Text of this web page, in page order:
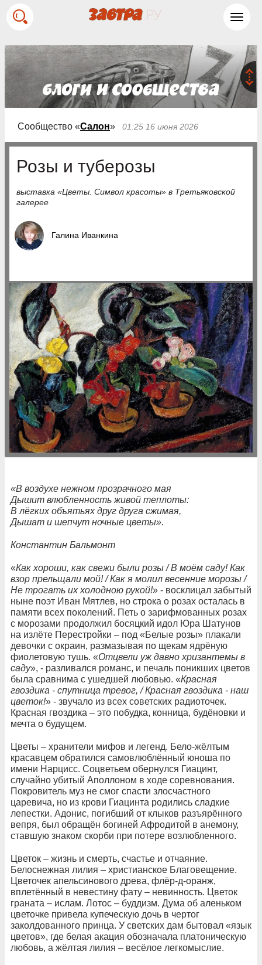
Сообщество «Салон» 01:25 16 июня 2026
Розы и туберозы
выставка «Цветы. Символ красоты» в Третьяковской
галерее
Галина Иванкина
«В воздухе нежном прозрачного мая
Дышит влюбленность живой теплоты:
В лёгких объятьях друг друга сжимая,
Дышат и шепчут ночные цветы».
Константин Бальмонт
«Как хороши, как свежи были розы / В моём саду! Как
взор прельщали мой! / Как я молил весенние морозы /
Не трогать их холодною рукой!» - восклицал забытый
ныне поэт Иван Мятлев, но строка о розах осталась в
памяти всех поколений. Петь о зарифмованных розах
с морозами продолжил босяцкий идол Юра Шатунов
на излёте Перестройки – под «Белые розы» плакали
девочки с окраин, размазывая по щекам ядрёную
фиолетовую тушь. «Отцвели уж давно хризантемы в
саду», - разливался романс, и печаль поникших цветов
была сравнима с ушедшей любовью. «Красная
гвоздика - спутница тревог, / Красная гвоздика - наш
цветок!» - звучало из всех советских радиоточек.
Красная гвоздика – это побудка, конница, будёновки и
мечта о будущем.
Цветы – хранители мифов и легенд. Бело-жёлтым
красавцем обратился самовлюблённый юноша по
имени Нарцисс. Соцветьем обернулся Гиацинт,
случайно убитый Аполлоном в ходе соревнования.
Покровитель муз не смог спасти злосчастного
царевича, но из крови Гиацинта родились сладкие
лепестки. Адонис, погибший от клыков разъярённого
вепря, был обращён богиней Афродитой в анемону,
ставшую знаком скорби при потере возлюбленного.
Цветок – жизнь и смерть, счастье и отчаяние.
Белоснежная лилия – христианское Благовещение.
Цветочек апельсинового древа, флёр-д-оранж,
вплетённый в невестину фату – невинность. Цветок
граната – ислам. Лотос – буддизм. Дума об аленьком
цветочке привела купеческую дочь в чертог
заколдованного принца. У светских дам бытовал «язык
цветов», где белая акация обозначала платоническую
любовь, а жёлтая лилия – весёлое легкомыслие.